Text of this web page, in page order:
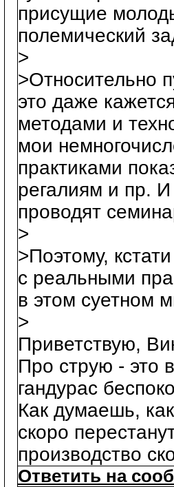
присущие
полемический
>
>Относительно
это даже
методами и
мои
практиками
регалиям и пр. И
проводят
>
>Поэтому,
с реальными
в этом суетном
>
Приветствую,
Про струю - это
гандурас
Как думаешь,
скоро
производство
Ответить на